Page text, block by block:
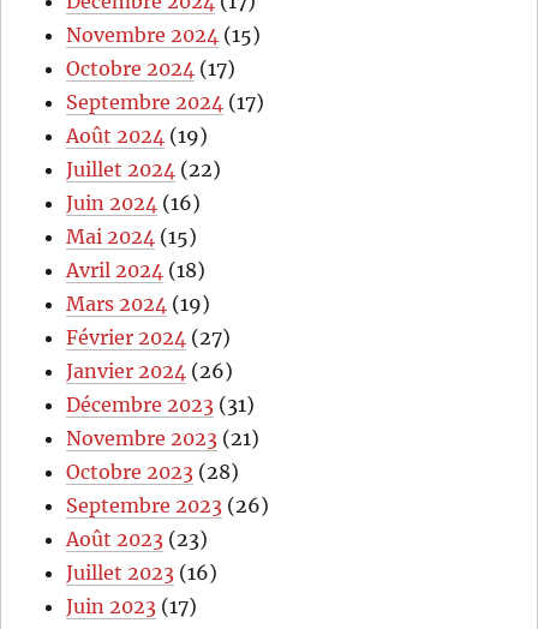
Novembre 2024 (15)
Octobre 2024 (17)
Septembre 2024 (17)
Août 2024 (19)
Juillet 2024 (22)
Juin 2024 (16)
Mai 2024 (15)
Avril 2024 (18)
Mars 2024 (19)
Février 2024 (27)
Janvier 2024 (26)
Décembre 2023 (31)
Novembre 2023 (21)
Octobre 2023 (28)
Septembre 2023 (26)
Août 2023 (23)
Juillet 2023 (16)
Juin 2023 (17)